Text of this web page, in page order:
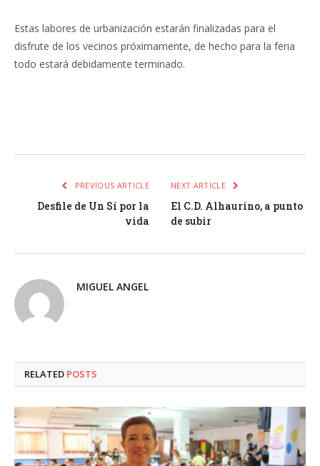
Estas labores de urbanización estarán finalizadas para el
disfrute de los vecinos próximamente, de hecho para la feria
todo estará debidamente terminado.
PREVIOUS ARTICLE
Desfile de Un Sí por la
vida
NEXT ARTICLE
El C.D. Alhaurino, a punto
de subir
MIGUEL ANGEL
RELATED POSTS